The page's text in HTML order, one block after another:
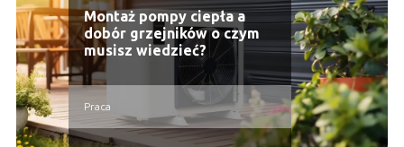
Montaż pompy ciepła a
dobór grzejników o czym
musisz wiedzieć?
Praca